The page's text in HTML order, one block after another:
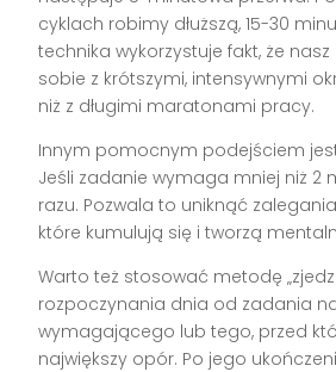
cyklach robimy dłuższą, 15-30
technika wykorzystuje fakt, że
sobie z krótszymi, intensywnymi
niż z długimi maratonami pracy.
Innym pomocnym podejściem
Jeśli zadanie wymaga mniej niż 2
razu. Pozwala to uniknąć
które kumulują się i tworzą
Warto też stosować metodę
rozpoczynania dnia od zadania
wymagającego lub tego, przed
największy opór. Po jego